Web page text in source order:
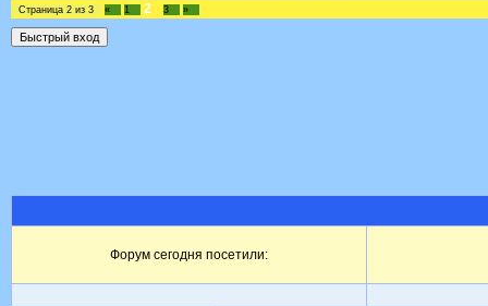
Страница 2 из 3 « 1 2 3 »
Форум сегодня посетили: